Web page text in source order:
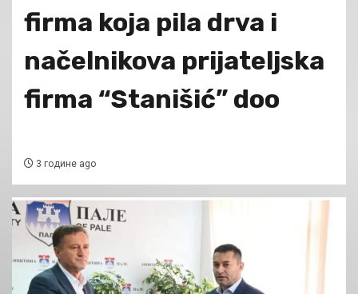
firma koja pila drva i
načelnikova prijateljska
firma “Stanišić” doo
3 године ago